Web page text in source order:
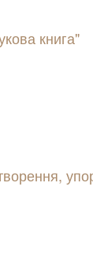
книга"